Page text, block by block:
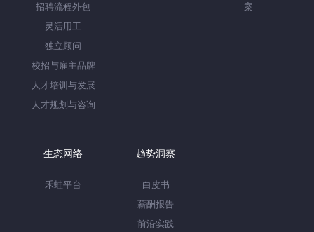
招聘流程外包
灵活用工
独立顾问
校招与雇主品牌
人才培训与发展
人才规划与咨询
案
生态网络
禾蛙平台
趋势洞察
白皮书
薪酬报告
前沿实践